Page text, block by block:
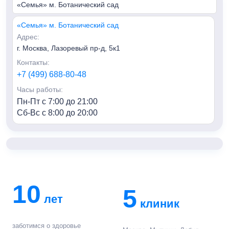
«Семья» м. Ботанический сад
«Семья» м. Ботанический сад
Адрес:
г. Москва, Лазоревый пр-д, 5к1
Контакты:
+7 (499) 688-80-48
Часы работы:
Пн-Пт с 7:00 до 21:00
Сб-Вс с 8:00 до 20:00
+7 (499) 688-80-48
Часы работы:
Сб-Вс с 8:00 до 20:00
10 лет
заботимся о здоровье
5 клиник